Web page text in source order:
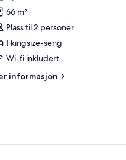
66 m²
Plass til 2 personer
1 kingsize-seng
Wi-fi inkludert
informasjon
på rommet og skrivebord